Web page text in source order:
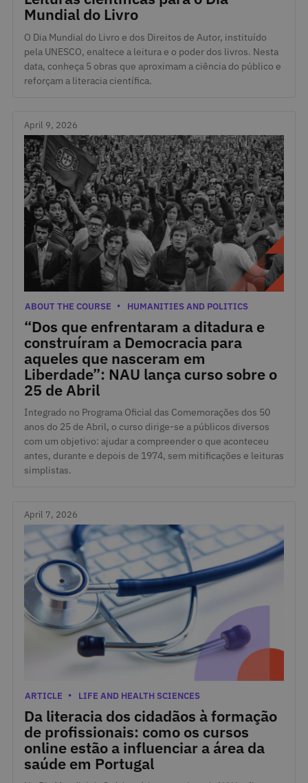
Mundial do Livro
O Dia Mundial do Livro e dos Direitos de Autor, instituído
pela UNESCO, enaltece a leitura e o poder dos livros. Nesta
data, conheça 5 obras que aproximam a ciência do público e
reforçam a literacia científica.
April 9, 2026
“Dos que enfrentaram a ditadura e
construíram a Democracia para
aqueles que nasceram em
Liberdade”: NAU lança curso sobre o
25 de Abril
April 9, 2026
Categories
ABOUT THE COURSE HUMANITIES AND POLITICS
Integrado no Programa Oficial das Comemorações dos 50
anos do 25 de Abril, o curso dirige-se a públicos diversos
com um objetivo: ajudar a compreender o que aconteceu
antes, durante e depois de 1974, sem mitificações e leituras
simplistas.
April 7, 2026
Da literacia dos cidadãos à formação
de profissionais: como os cursos
online estão a influenciar a área da
saúde em Portugal
April 7, 2026
Categories
ARTICLE LIFE AND HEALTH SCIENCES